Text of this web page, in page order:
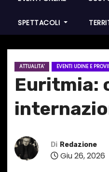
SPETTACOLI
ATTUALITA' EVENTI UDINE E
Euritmia:
Di Redazione
Giu 26, 2026